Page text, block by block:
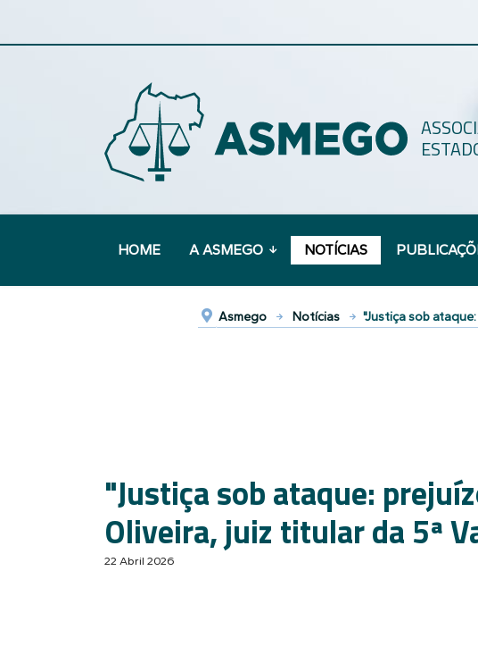
HOME A ASMEGO NOTÍCIAS
Asmego Notícias "Justiça sob
"Justiça sob ataque:
Oliveira, juiz titular da 5ª
22 Abril 2026